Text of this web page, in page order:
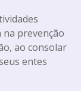
prevenção
ao consolar
entes